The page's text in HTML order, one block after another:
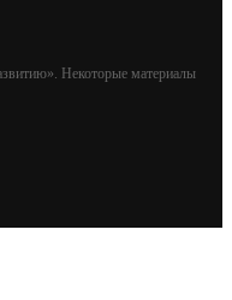
Некоторые материалы